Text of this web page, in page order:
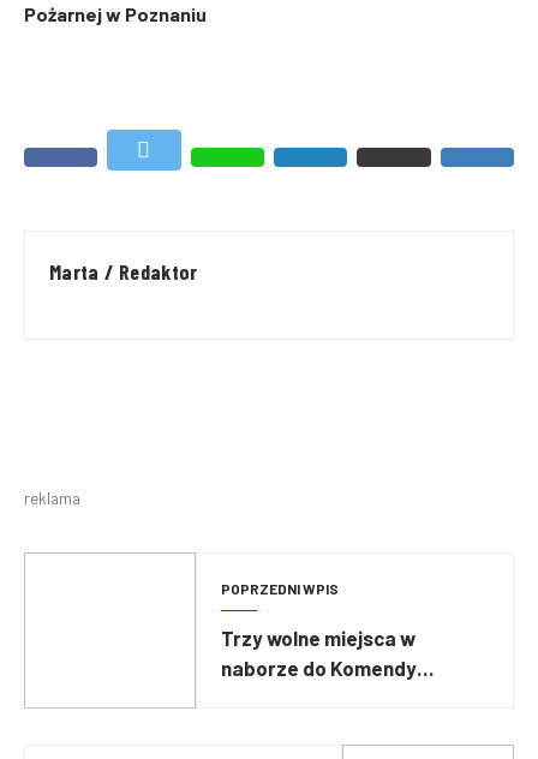
Pożarnej w Poznaniu
Marta / Redaktor
reklama
POPRZEDNI WPIS
Trzy wolne miejsca w
naborze do Komendy